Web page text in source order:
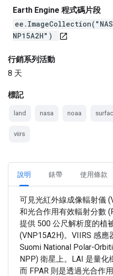
Earth Engine 程式碼片段
NP15A2H")
open_in_new
行銷系列活動
8 天
標記
land nasa noaa
viirs
說明 錶帶 使用條款
可見光紅外線成像輻射儀
和光合作用有效輻射分數
提供 500 公尺解析度的植
(VNP15A2H)。VIIRS 感應
Suomi National Polar-
NPP) 衛星上。LAI 是量化
而 FPAR 則是透過光合作